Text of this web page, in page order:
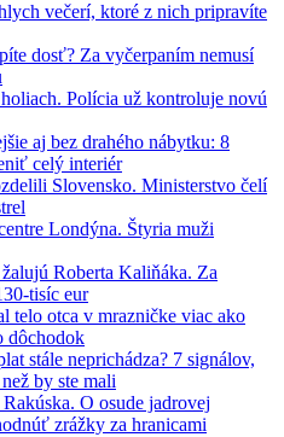
večerí, ktoré z nich pripravíte
dosť? Za vyčerpaním nemusí
Polícia už kontroluje novú
aj bez drahého nábytku: 8
celý interiér
Slovensko. Ministerstvo čelí
Londýna. Štyria muži
Roberta Kaliňáka. Za
tisíc eur
telo otca v mrazničke viac ako
dôchodok
stále neprichádza? 7 signálov,
by ste mali
O osude jadrovej
zrážky za hranicami